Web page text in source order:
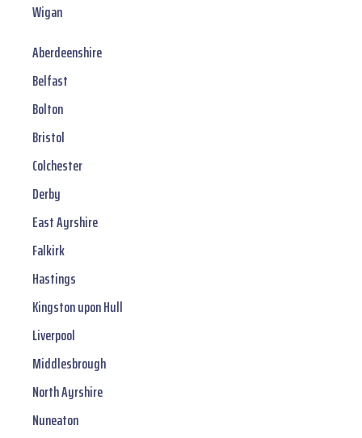
Wigan
Aberdeenshire
Belfast
Bolton
Bristol
Colchester
Derby
East Ayrshire
Falkirk
Hastings
Kingston upon Hull
Liverpool
Middlesbrough
North Ayrshire
Nuneaton